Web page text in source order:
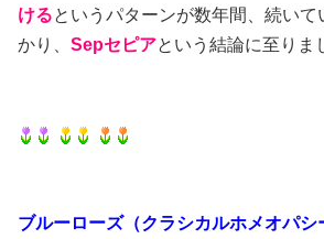
けるというパターンが数年間、続い
かり、 Sepセピアという結論に至りま
ブルーローズ（クラシカルホメオパシ